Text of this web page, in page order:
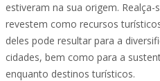
estiveram na sua origem.
revestem como recursos
deles pode resultar para a
cidades, bem como para a
enquanto destinos turísticos.